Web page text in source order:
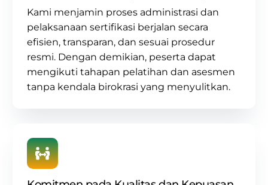
Kami menjamin proses administrasi dan
pelaksanaan sertifikasi berjalan secara
efisien, transparan, dan sesuai prosedur
resmi. Dengan demikian, peserta dapat
mengikuti tahapan pelatihan dan asesmen
tanpa kendala birokrasi yang menyulitkan.